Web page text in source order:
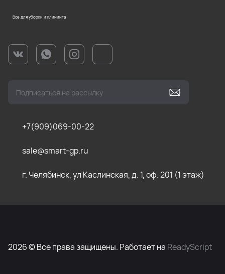
Все для уборки и клининга
+7(909)069-00-22
sale@smart-gp.ru
г. Челябинск, ул Каслинская, д. 1, оф. 201 (1 этаж)
2026 © Все права защищены. Работает на ReadyScript